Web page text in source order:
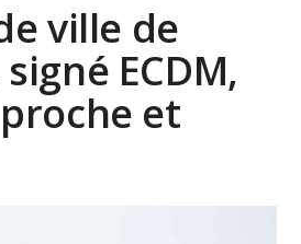
ville de
ECDM,
et